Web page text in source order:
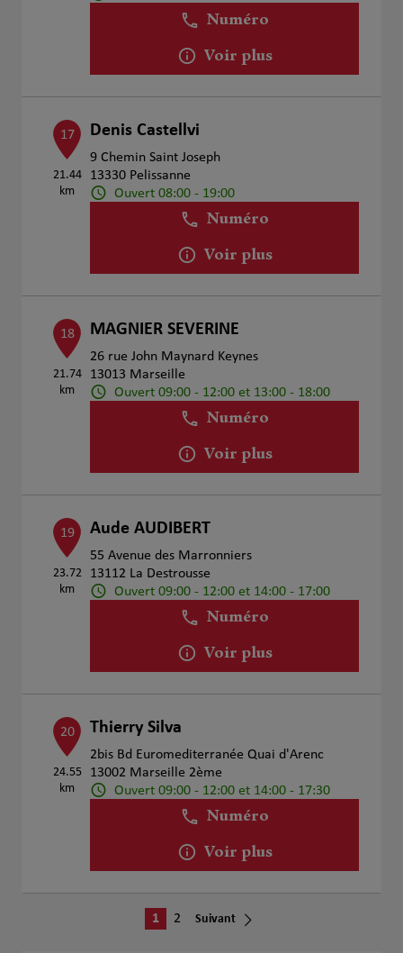
Numéro
Voir plus
17
21.44
km
Denis Castellvi
9 Chemin Saint Joseph
13330 Pelissanne
Ouvert 08:00 - 19:00
Numéro
Voir plus
18
21.74
km
MAGNIER SEVERINE
26 rue John Maynard Keynes
13013 Marseille
Ouvert 09:00 - 12:00 et 13:00 - 18:00
Numéro
Voir plus
19
23.72
km
Aude AUDIBERT
55 Avenue des Marronniers
13112 La Destrousse
Ouvert 09:00 - 12:00 et 14:00 - 17:00
Numéro
Voir plus
20
24.55
km
Thierry Silva
2bis Bd Euromediterranée Quai d'Arenc
13002 Marseille 2ème
Ouvert 09:00 - 12:00 et 14:00 - 17:30
Numéro
Voir plus
1 2 Suivant